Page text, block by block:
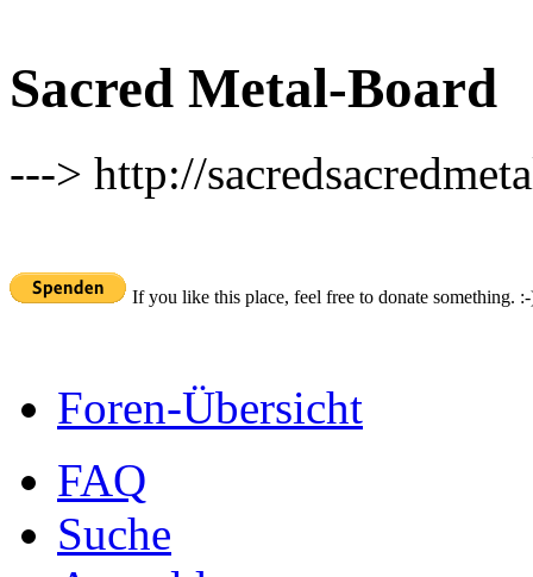
Sacred Metal-Board
---> http://
If you like this place, feel free to donate something.
Foren-Übersicht
FAQ
Suche